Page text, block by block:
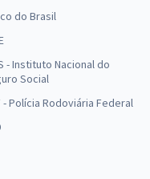
do Brasil
- Instituto Nacional do
Social
- Polícia Rodoviária Federal